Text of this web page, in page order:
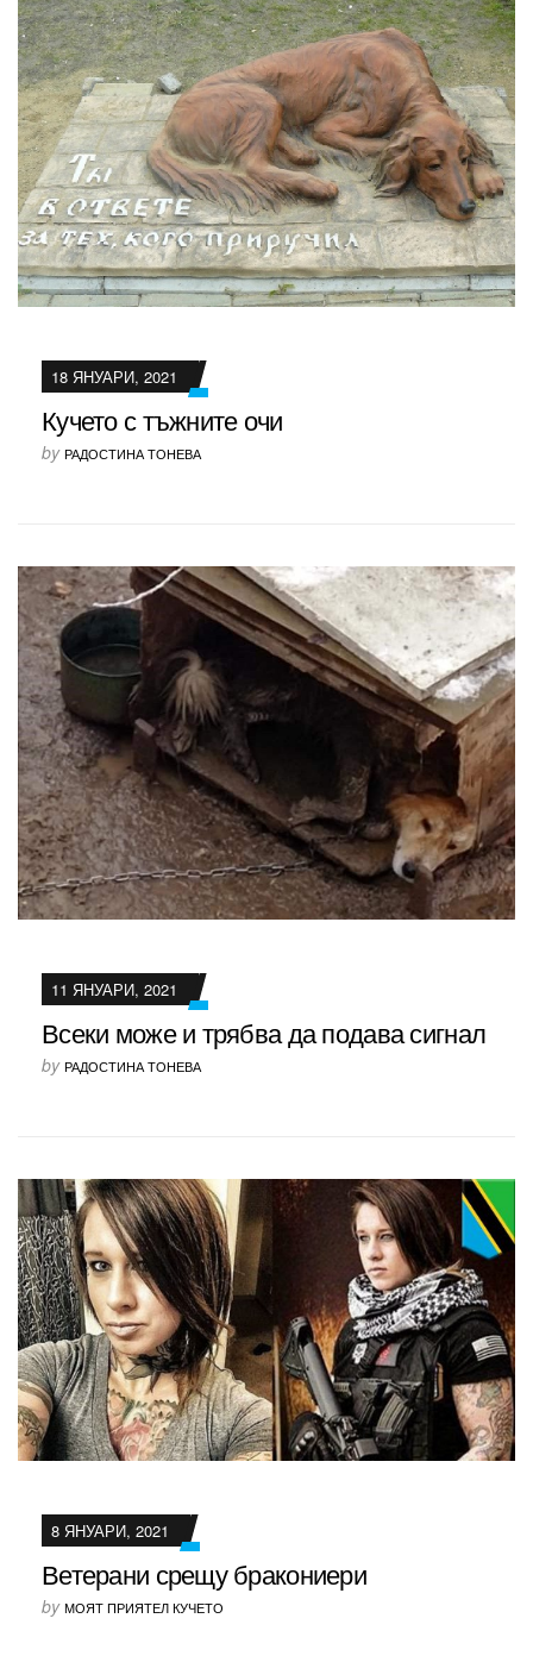
18 ЯНУАРИ, 2021
Кучето с тъжните очи
by РАДОСТИНА ТОНЕВА
11 ЯНУАРИ, 2021
Всеки може и трябва да подава сигнал
by РАДОСТИНА ТОНЕВА
8 ЯНУАРИ, 2021
Ветерани срещу бракониери
by МОЯТ ПРИЯТЕЛ КУЧЕТО